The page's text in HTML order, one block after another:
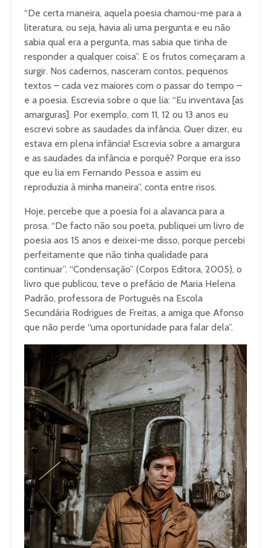
“De certa maneira, aquela poesia chamou-me para a
literatura, ou seja, havia ali uma pergunta e eu não
sabia qual era a pergunta, mas sabia que tinha de
responder a qualquer coisa”. E os frutos começaram a
surgir. Nos cadernos, nasceram contos, pequenos
textos – cada vez maiores com o passar do tempo –
e a poesia. Escrevia sobre o que lia: “Eu inventava [as
amarguras]. Por exemplo, com 11, 12 ou 13 anos eu
escrevi sobre as saudades da infância. Quer dizer, eu
estava em plena infância! Escrevia sobre a amargura
e as saudades da infância e porquê? Porque era isso
que eu lia em Fernando Pessoa e assim eu
reproduzia à minha maneira”, conta entre risos.
Hoje, percebe que a poesia foi a alavanca para a
prosa. “De facto não sou poeta, publiquei um livro de
poesia aos 15 anos e deixei-me disso, porque percebi
perfeitamente que não tinha qualidade para
continuar”. “Condensação” (Corpos Editora, 2005), o
livro que publicou, teve o prefácio de Maria Helena
Padrão, professora de Português na Escola
Secundária Rodrigues de Freitas, a amiga que Afonso
que não perde “uma oportunidade para falar dela”.